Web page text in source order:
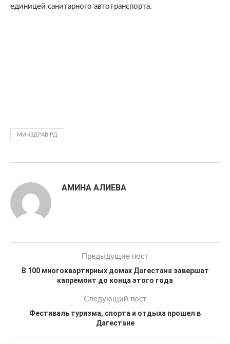
единицей санитарного автотранспорта.
МИНЗДРАВ РД
АМИНА АЛИЕВА
Предыдущие пост
В 100 многоквартирных домах Дагестана завершат
капремонт до конца этого года
Следующий пост
Фестиваль туризма, спорта и отдыха прошел в
Дагестане